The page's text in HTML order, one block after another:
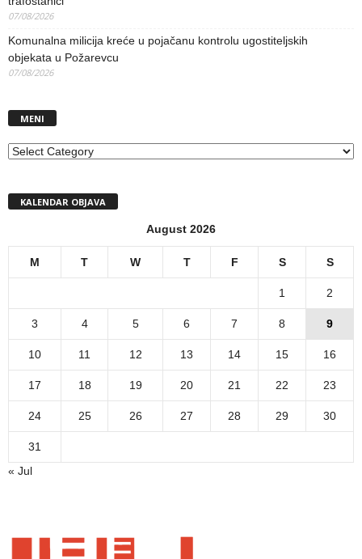
07/08/2026
Komunalna milicija kreće u pojačanu kontrolu ugostiteljskih
objekata u Požarevcu
07/08/2026
MENI
MENI
KALENDAR OBJAVA
August 2026
M T W T F S S
1 2
3 4 5 6 7 8 9
10 11 12 13 14 15 16
17 18 19 20 21 22 23
24 25 26 27 28 29 30
31
« Jul